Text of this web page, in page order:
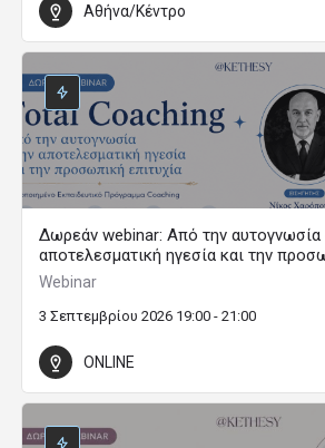
Αθήνα/Κέντρο
Δωρεάν webinar: Από την αυτογνωσία
αποτελεσματική ηγεσία και την
Webinar
3 Σεπτεμβρίου 2026 19:00 - 21:00
ONLINE